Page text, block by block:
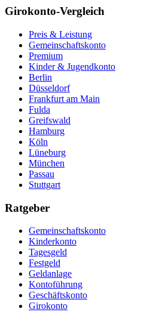
Girokonto-Vergleich
Preis & Leistung
Gemeinschaftskonto
Premium
Kinder & Jugendkonto
Berlin
Düsseldorf
Frankfurt am Main
Fulda
Greifswald
Hamburg
Köln
Lüneburg
München
Passau
Stuttgart
Ratgeber
Gemeinschaftskonto
Kinderkonto
Tagesgeld
Festgeld
Geldanlage
Kontoführung
Geschäftskonto
Girokonto